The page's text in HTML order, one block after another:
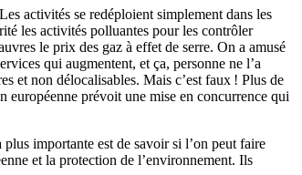
activités se redéploient simplement dans les
les activités polluantes pour les contrôler
le prix des gaz à effet de serre. On a amusé
qui augmentent, et ça, personne ne l’a
et non délocalisables. Mais c’est faux ! Plus de
prévoit une mise en concurrence qui
importante est de savoir si l’on peut faire
et la protection de l’environnement. Ils